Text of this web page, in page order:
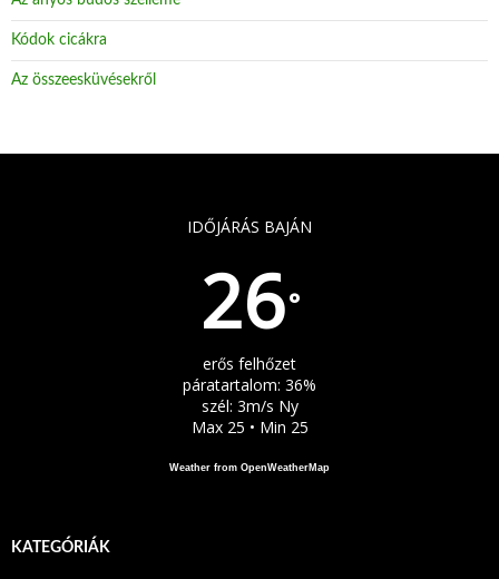
Kódok cicákra
Az összeesküvésekről
IDŐJÁRÁS BAJÁN
26°
erős felhőzet
páratartalom: 36%
szél: 3m/s Ny
Max 25 • Min 25
Weather from OpenWeatherMap
KATEGÓRIÁK